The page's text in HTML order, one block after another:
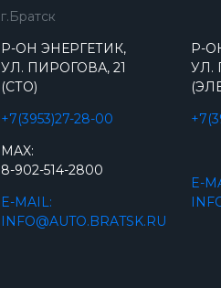
г.Братск
Р-ОН ЭНЕРГЕТИК,
УЛ. ПИРОГОВА, 21
(СТО)
+7(3953)27-28-00
MAX:
8-902-514-2800
E-MAIL:
INFO@AUTO.BRATSK.RU
Р-
УЛ.
E-